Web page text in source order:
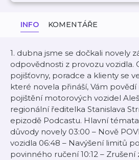
INFO KOMENTÁŘE
1. dubna jsme se dočkali novely
odpovědnosti z provozu vozidla.
pojišťovny, poradce a klienty se
které novela přináší, Vám
pojištění motorových vozidel
regionální ředitelka Stanislava
epizodě Podcastu. Hlavní
důvody novely 03:00 – Nově
vozidla 06:48 – Navýšení limitů
povinného ručení 10:12 – Zrušení